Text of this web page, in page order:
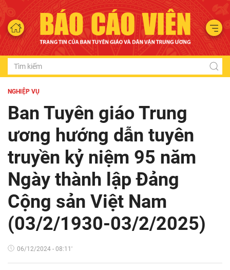
NGHIỆP VỤ
Ban Tuyên giáo Trung
ương hướng dẫn tuyên
truyền kỷ niệm 95 năm
Ngày thành lập Đảng
Cộng sản Việt Nam
(03/2/1930-03/2/2025)
06/12/2024 - 08:11'